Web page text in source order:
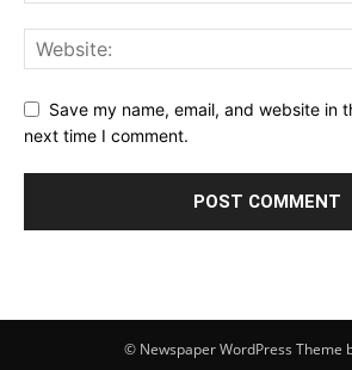
Save my name, email, and website in
next time I comment.
© Newspaper WordPress Theme